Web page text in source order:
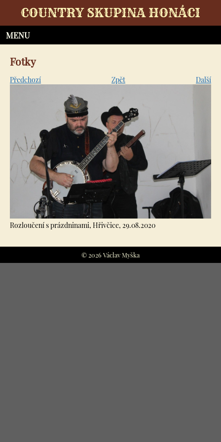
COUNTRY SKUPINA HONÁCI
Fotky
Předchozí Zpět Další
Rozloučení s prázdninami, Hřivčice, 29.08.2020
© 2026 Václav Myška